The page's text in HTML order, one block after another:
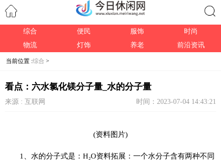
综合 便民 服饰
时尚
物流
灯饰 养老 前沿资讯
当前位置 :综合 >
看点：六水氯化镁分子量_水的分子量
来源 : 互联网 时间：2023-07-04 14:43:21
(资料图片)
1、水的分子式是：H₂O资料拓展：一个水分子含有两种不同